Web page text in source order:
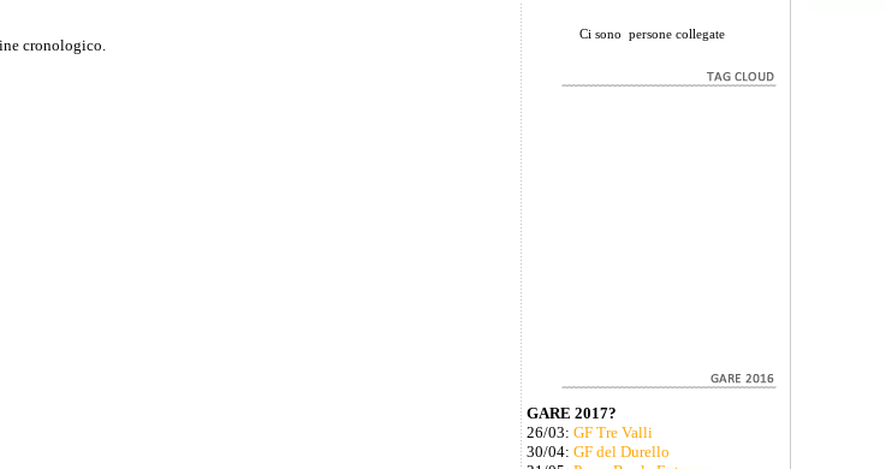
cronologico.
Ci sono persone collegate
GARE 2017?
26/03: GF Tre Valli
30/04: GF del Durello